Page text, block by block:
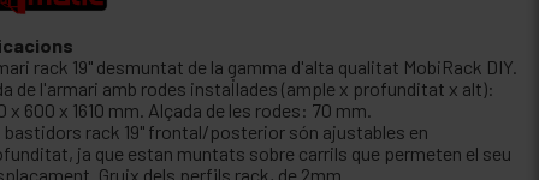
rack 19" desmuntat de la gamma d'alta qualitat MobiRack DIY.
de l'armari amb rodes instal·lades (ample x profunditat x alt):
x 600 x 1610 mm. Alçada de les rodes: 70 mm.
bastidors rack 19" frontal/posterior són ajustables en
ja que estan muntats sobre carrils que permeten el seu
Gruix dels perfils rack, de 2mm.